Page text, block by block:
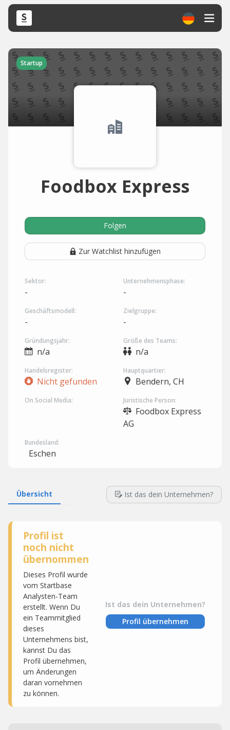
Startup
Foodbox Express
Folgen
Zur Watchlist hinzufügen
Sektor:
-
Unternehmensphase:
-
Geschäftsmodell:
-
Zielgruppe:
-
Gründungsjahr:
n/a
Größe des Teams:
n/a
Handelsregister:
Nicht gefunden
Hauptquartier:
Bendern, CH
On Social Media: Juristische Person:
Foodbox Express
AG
Bundesland:
Eschen
Übersicht Ist das dein Unternehmen?
Profil ist
noch nicht
übernommen
Dieses Profil wurde
vom Startbase
Analysten-Team
erstellt. Wenn Du
ein Teammitglied
dieses
Unternehmens bist,
kannst Du das
Profil übernehmen,
um Änderungen
daran vornehmen
zu können.
Ist das dein Unternehmen?
Profil übernehmen